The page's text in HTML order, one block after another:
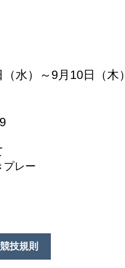
水）～9月10日（木）
プレー
競技規則